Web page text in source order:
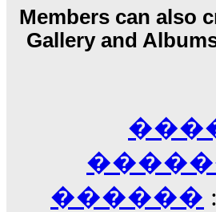
������ �� �����..
15:33
���������
����� ���������
������! ��� ������
�������
Members can also
Gallery and
������